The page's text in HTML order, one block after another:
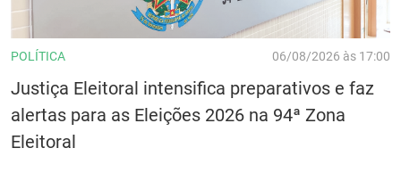
POLÍTICA 06/08/2026 às 17:00
Justiça Eleitoral intensifica preparativos e faz
alertas para as Eleições 2026 na 94ª Zona
Eleitoral